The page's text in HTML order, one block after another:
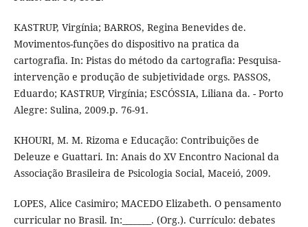
KASTRUP, Virgínia; BARROS, Regina Benevides de.
Movimentos-funções do dispositivo na pratica da
cartografia. In: Pistas do método da cartografia: Pesquisa-
intervenção e produção de subjetividade orgs. PASSOS,
Eduardo; KASTRUP, Virgínia; ESCÓSSIA, Liliana da. - Porto
Alegre: Sulina, 2009.p. 76-91.
KHOURI, M. M. Rizoma e Educação: Contribuições de
Deleuze e Guattari. In: Anais do XV Encontro Nacional da
Associação Brasileira de Psicologia Social, Maceió, 2009.
LOPES, Alice Casimiro; MACEDO Elizabeth. O pensamento
curricular no Brasil. In:_______. (Org.). Currículo: debates